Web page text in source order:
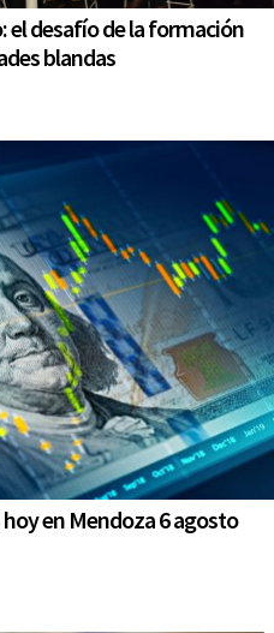
el desafío de la formación
blandas
en Mendoza 6 agosto